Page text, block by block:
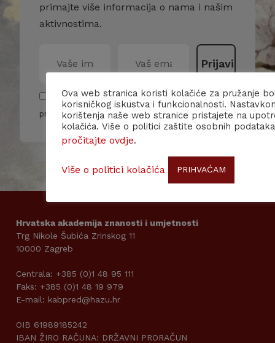
primajte više informacija o nama i našim
aktivnostima.
Pročitao/la sam i slažem se sa pravilima
privatnosti
Hrvatska akademija znanosti i umjetnosti
Trg Nikole Šubića Zrinskog 11
10000 Zagreb
Centrala: +385 (0)1 48 95 111
Faks: +385 (0)1 48 19 979
E-mail: kabpred@hazu.hr
OIB 61989185242
IBAN ŽIRO RAČUNA: DRŽAVNI PRORAČUN
Ova web stranica koristi kolačiće za pružanje
korisničkog iskustva i funkcionalnosti.
korištenja naše web stranice pristajete na
kolačića. Više o politici zaštite osobnih podataka
pročitajte ovdje.
Više o politici kolačića PRIHVAĆAM